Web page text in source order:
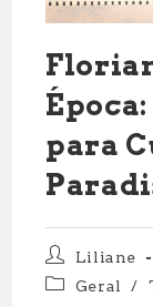
para
Autor
do
post:
Liliane
Categoria
Geral /